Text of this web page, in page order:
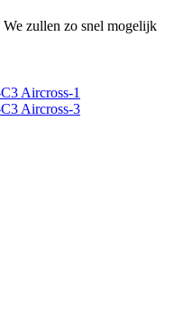
We zullen zo snel mogelijk